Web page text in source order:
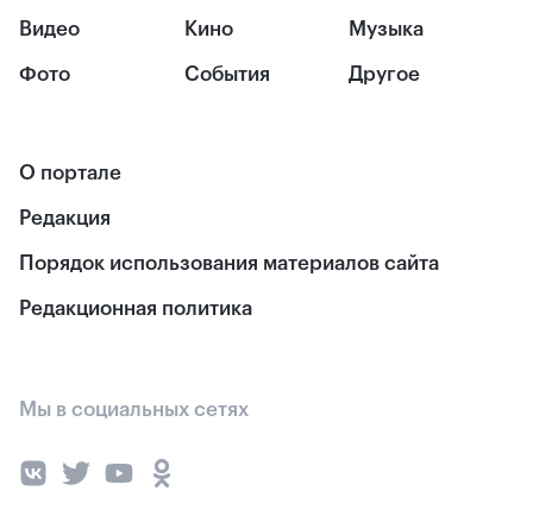
Видео
Фото
Кино
События
Музыка
Другое
О портале
Редакция
Порядок использования материалов сайта
Редакционная политика
Мы в социальных сетях